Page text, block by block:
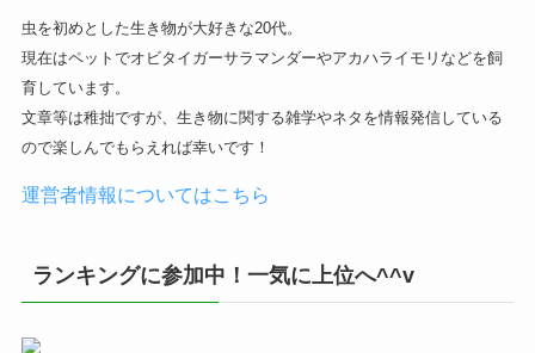
虫を初めとした生き物が大好きな20代。
現在はペットでオビタイガーサラマンダーやアカハライモリなどを飼
育しています。
文章等は稚拙ですが、生き物に関する雑学やネタを情報発信している
ので楽しんでもらえれば幸いです！
運営者情報についてはこちら
ランキングに参加中！一気に上位へ^^v